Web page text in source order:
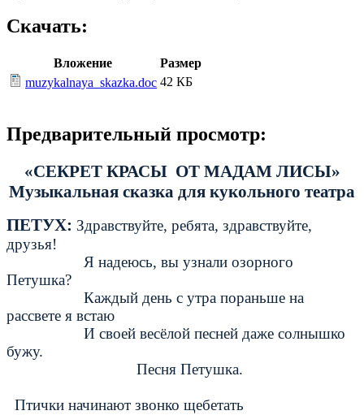
Скачать:
Вложение
Размер
muzykalnaya_skazka.doc 42 КБ
Предварительный просмотр:
«СЕКРЕТ КРАСЫ ОТ МАДАМ ЛИСЫ»
Музыкальная сказка для кукольного театра
ПЕТУХ: Здравствуйте, ребята, здравствуйте,
друзья!
Я надеюсь, вы узнали озорного
Петушка?
Каждый день с утра пораньше на
рассвете я встаю
И своей весёлой песней даже солнышко
бужу.
Песня Петушка.
Птички начинают звонко щебетать